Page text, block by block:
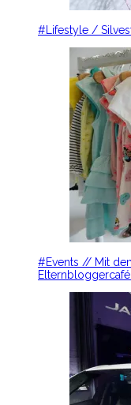
#Lifestyle /
#Events // Mit